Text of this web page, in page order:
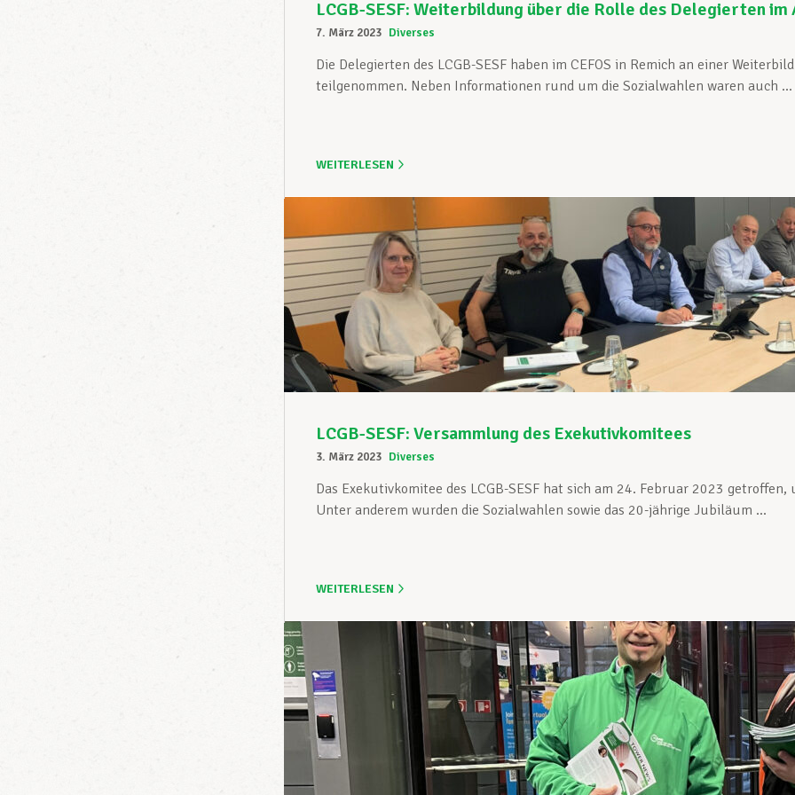
LCGB-SESF: Weiterbildung über die Rolle des Delegierten
7. März 2023 Diverses
Die Delegierten des LCGB-SESF haben im CEFOS in Remich an einer
teilgenommen. Neben Informationen rund um die Sozialwahlen waren auch ...
WEITERLESEN
LCGB-SESF: Versammlung des Exekutivkomitees
3. März 2023 Diverses
Das Exekutivkomitee des LCGB-SESF hat sich am 24. Februar 2023
Unter anderem wurden die Sozialwahlen sowie das 20-jährige Jubiläum ...
WEITERLESEN